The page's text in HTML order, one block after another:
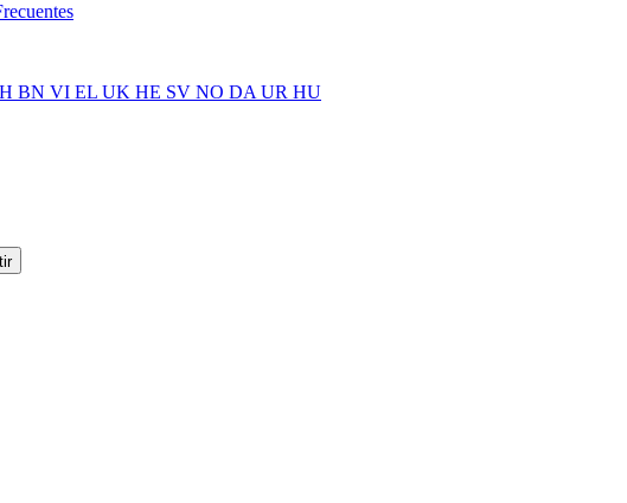
BN VI EL UK HE SV NO DA UR HU